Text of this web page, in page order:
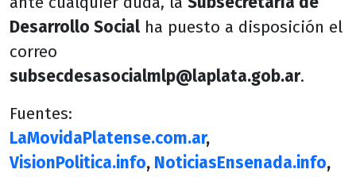
Desarrollo Social ha puesto a disposición el
correo
subsecdesasocialmlp@laplata.gob.ar.
Fuentes:
LaMovidaPlatense.com.ar,
VisionPolitica.info, NoticiasEnsenada.info,